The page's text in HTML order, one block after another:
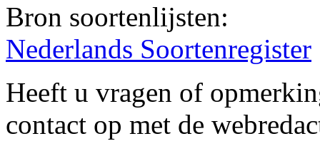
Bron soortenlijsten:
Nederlands Soortenregister
Heeft u vragen of
contact op met de